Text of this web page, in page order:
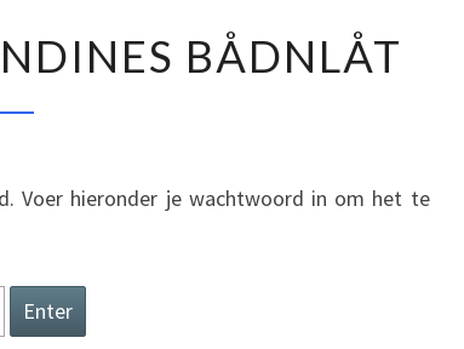
GJENDINES
BÅDNLÅT
Voer hieronder je wachtwoord in om het te